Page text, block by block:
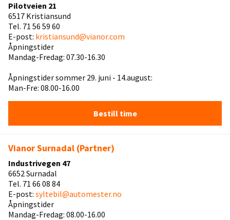
Pilotveien 21
6517 Kristiansund
Tel. 71 56 59 60
E-post: kristiansund@vianor.com
Åpningstider
Mandag-Fredag: 07.30-16.30
Åpningstider sommer 29. juni - 14.august:
Man-Fre: 08.00-16.00
Bestill time
Vianor Surnadal (Partner)
Industrivegen 47
6652 Surnadal
Tel. 71 66 08 84
E-post: syltebil@automester.no
Åpningstider
Mandag-Fredag: 08.00-16.00